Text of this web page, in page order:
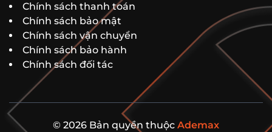
Chính sách thanh toán
Chính sách bảo mật
Chính sách vận chuyển
Chính sách bảo hành
Chính sách đối tác
© 2026 Bản quyền thuộc Ademax